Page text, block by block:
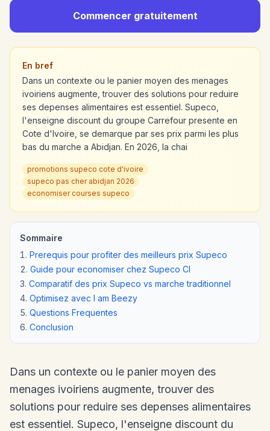
Commencer gratuitement
En bref
Dans un contexte ou le panier moyen des menages
ivoiriens augmente, trouver des solutions pour reduire
ses depenses alimentaires est essentiel. Supeco,
l'enseigne discount du groupe Carrefour presente en
Cote d'Ivoire, se demarque par ses prix parmi les plus
bas du marche a Abidjan. En 2026, la chai
promotions supeco cote d'ivoire
supeco pas cher abidjan 2026
economiser courses supeco
Sommaire
Prerequis pour profiter des meilleurs prix Supeco
Guide pour economiser chez Supeco CI
Comparatif des prix Supeco vs marche traditionnel
Optimisez avec I am Beezy
Questions Frequentes
Conclusion
Dans un contexte ou le panier moyen des
menages ivoiriens augmente, trouver des
solutions pour reduire ses depenses alimentaires
est essentiel. Supeco, l'enseigne discount du